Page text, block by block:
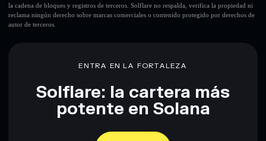
la cadena de bloques y registros de terceros. Solflare no respalda, verifica la propiedad ni
reclama ningún derecho sobre marcas comerciales o contenido protegido por derechos de
autor de terceros.
ENTRA EN LA FORTALEZA
Solflare: la cartera más
potente en Solana